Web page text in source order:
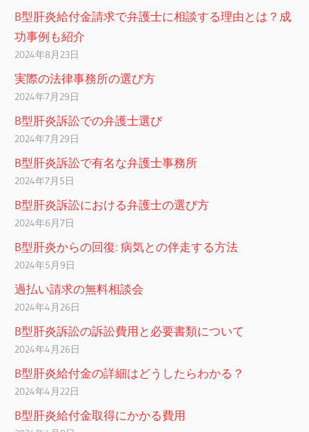
B型肝炎給付金請求で弁護士に相談する理由とは？成
功事例も紹介
2024年8月23日
実際の法律事務所の選び方
2024年7月29日
B型肝炎訴訟での弁護士選び
2024年7月29日
B型肝炎訴訟で有名な弁護士事務所
2024年7月5日
B型肝炎訴訟における弁護士の選び方
2024年6月7日
B型肝炎からの回復: 病気との伴走する方法
2024年5月9日
過払い請求の無料相談会
2024年4月26日
B型肝炎訴訟の訴訟費用と必要書類について
2024年4月26日
B型肝炎給付金の詳細はどうしたらわかる？
2024年4月22日
B型肝炎給付金取得にかかる費用